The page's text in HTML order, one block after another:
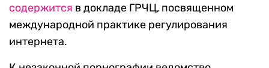
содержится в докладе ГРЧЦ, посвященном
международной практике регулирования
интернета.